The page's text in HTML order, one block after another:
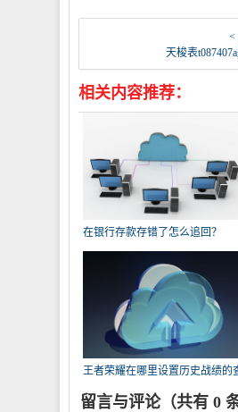
<
天梭表
相关内容推荐：
在银行存款存错了怎么追回？
王者荣耀在哪里设置历史战绩的
询权限？
留言与评论（共有 0